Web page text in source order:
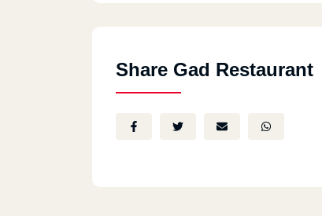
Share Gad Restaurant